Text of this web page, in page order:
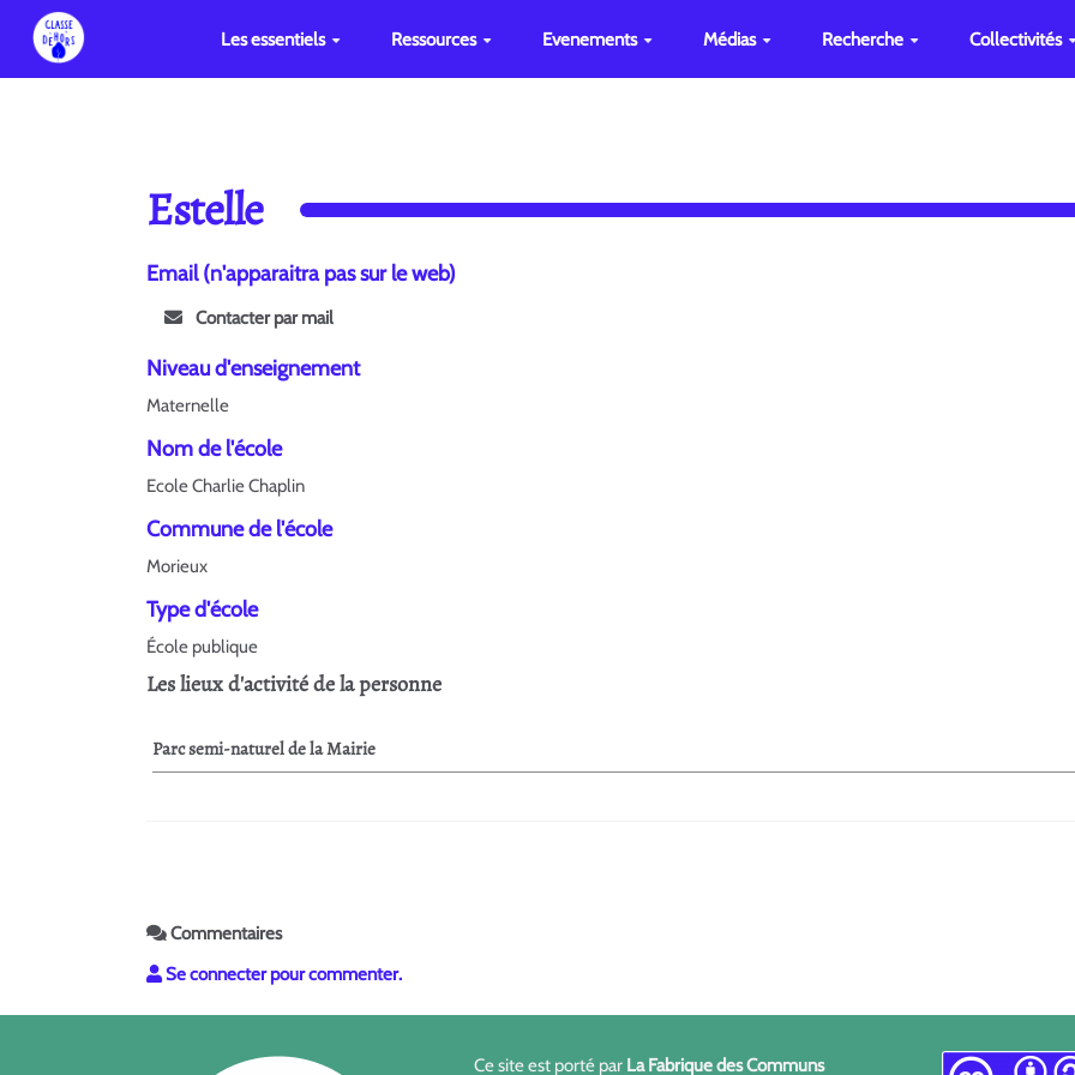
Les essentiels Ressources Evenements Médias Recherche Collectivités
Estelle
Email (n'apparaitra pas sur le web)
Contacter par mail
Niveau d'enseignement
Maternelle
Nom de l'école
Ecole Charlie Chaplin
Commune de l'école
Morieux
Type d'école
École publique
Les lieux d'activité de la personne
Parc semi-naturel de la Mairie
Commentaires
Se connecter pour commenter.
Ce site est porté par La Fabrique des Communs